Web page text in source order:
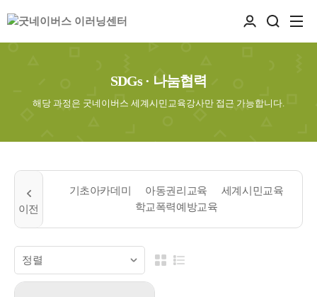
SDGs · 나눔협력
해당 과정은 굿네이버스 세계시민교육강사만 접근 가능합니다.
기초아카데미 아동권리교육
세계시민교육
학교폭력예방교육